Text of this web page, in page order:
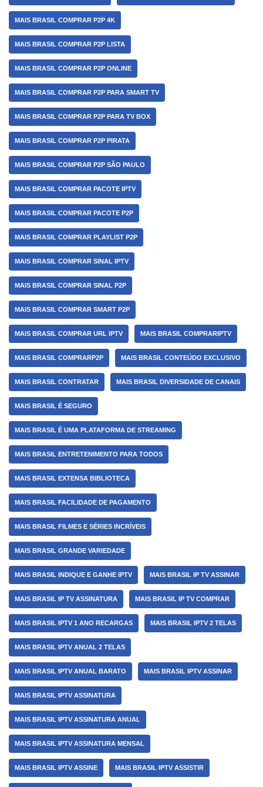
MAIS BRASIL COMPRAR P2P 4K
MAIS BRASIL COMPRAR P2P LISTA
MAIS BRASIL COMPRAR P2P ONLINE
MAIS BRASIL COMPRAR P2P PARA SMART TV
MAIS BRASIL COMPRAR P2P PARA TV BOX
MAIS BRASIL COMPRAR P2P PIRATA
MAIS BRASIL COMPRAR P2P SÃO PAULO
MAIS BRASIL COMPRAR PACOTE IPTV
MAIS BRASIL COMPRAR PACOTE P2P
MAIS BRASIL COMPRAR PLAYLIST P2P
MAIS BRASIL COMPRAR SINAL IPTV
MAIS BRASIL COMPRAR SINAL P2P
MAIS BRASIL COMPRAR SMART P2P
MAIS BRASIL COMPRAR URL IPTV MAIS BRASIL COMPRARIPTV
MAIS BRASIL COMPRARP2P MAIS BRASIL CONTEÚDO EXCLUSIVO
MAIS BRASIL CONTRATAR MAIS BRASIL DIVERSIDADE DE CANAIS
MAIS BRASIL É SEGURO
MAIS BRASIL É UMA PLATAFORMA DE STREAMING
MAIS BRASIL ENTRETENIMENTO PARA TODOS
MAIS BRASIL EXTENSA BIBLIOTECA
MAIS BRASIL FACILIDADE DE PAGAMENTO
MAIS BRASIL FILMES E SÉRIES INCRÍVEIS
MAIS BRASIL GRANDE VARIEDADE
MAIS BRASIL INDIQUE E GANHE IPTV MAIS BRASIL IP TV ASSINAR
MAIS BRASIL IP TV ASSINATURA MAIS BRASIL IP TV COMPRAR
MAIS BRASIL IPTV 1 ANO RECARGAS MAIS BRASIL IPTV 2 TELAS
MAIS BRASIL IPTV ANUAL 2 TELAS
MAIS BRASIL IPTV ANUAL BARATO MAIS BRASIL IPTV ASSINAR
MAIS BRASIL IPTV ASSINATURA
MAIS BRASIL IPTV ASSINATURA ANUAL
MAIS BRASIL IPTV ASSINATURA MENSAL
MAIS BRASIL IPTV ASSINE MAIS BRASIL IPTV ASSISTIR